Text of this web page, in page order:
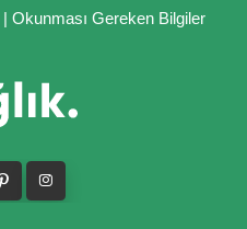
| Okunması Gereken Bilgiler